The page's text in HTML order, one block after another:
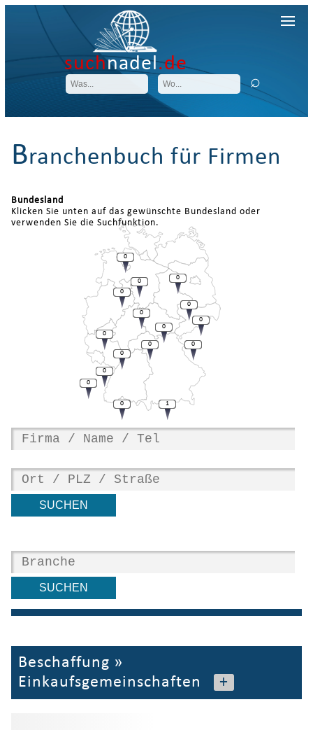
suchnadel.de
Branchenbuch für Firmen
Bundesland
Klicken Sie unten auf das gewünschte Bundesland oder
verwenden Sie die Suchfunktion.
0
0
0
0
0
0
0
0
0
0
0
0
0
0
0
1
Beschaffung »
Einkaufsgemeinschaften
+